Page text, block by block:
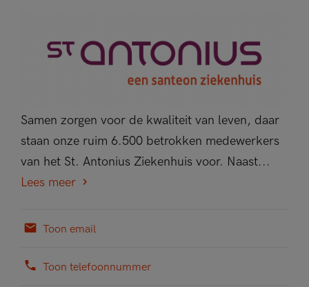
Samen zorgen voor de kwaliteit van leven, daar
staan onze ruim 6.500 betrokken medewerkers
van het St. Antonius Ziekenhuis voor. Naast...
Lees meer
Toon email
Toon telefoonnummer